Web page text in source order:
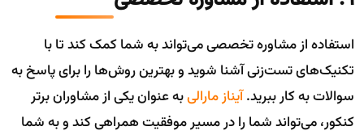
استفاده از مشاوره تخصصی می‌تواند به شما کمک کند تا با
تکنیک‌های تست‌زنی آشنا شوید و بهترین روش‌ها را برای پاسخ به
سوالات به کار ببرید.آیناز مارالیبه عنوان یکی از مشاوران برتر
کنکور، می‌تواند شما را در مسیر موفقیت همراهی کند و به شما